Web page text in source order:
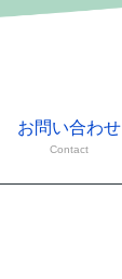
お問い合わせ
Contact